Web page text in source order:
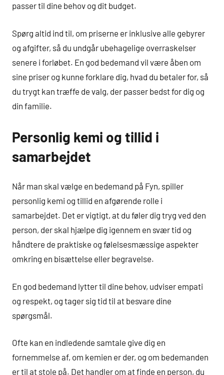
passer til dine behov og dit budget.
Spørg altid ind til, om priserne er inklusive alle gebyrer
og afgifter, så du undgår ubehagelige overraskelser
senere i forløbet. En god bedemand vil være åben om
sine priser og kunne forklare dig, hvad du betaler for, så
du trygt kan træffe de valg, der passer bedst for dig og
din familie.
Personlig kemi og tillid i
samarbejdet
Når man skal vælge en bedemand på Fyn, spiller
personlig kemi og tillid en afgørende rolle i
samarbejdet. Det er vigtigt, at du føler dig tryg ved den
person, der skal hjælpe dig igennem en svær tid og
håndtere de praktiske og følelsesmæssige aspekter
omkring en bisættelse eller begravelse.
En god bedemand lytter til dine behov, udviser empati
og respekt, og tager sig tid til at besvare dine
spørgsmål.
Ofte kan en indledende samtale give dig en
fornemmelse af, om kemien er der, og om bedemanden
er til at stole på. Det handler om at finde en person, du